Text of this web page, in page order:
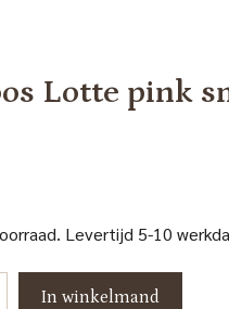
Lotte pink
Levertijd 5-10
In winkelmand